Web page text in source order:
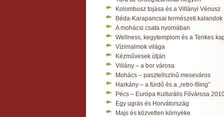
Kolombusz tojása és a Villányi Vénusz
Béda-Karapancsai természeti kalandok
A mohácsi csata nyomában
Wellness, kegytemplom és a Tenkes
Vízimalmok világa
Kézművesek útján
Villány – a bor városa
Mohács – pasztellszínű meseváros
Harkány – a fürdő és a „retro-fíling”
Pécs – Európa Kulturális Fővárosa
Egy ugrás és Horvátország
Majs és közvetlen környéke